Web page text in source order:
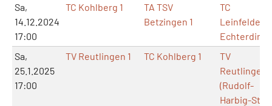
Sa,
14.12.2024
17:00
TC Kohlberg 1
TA TSV
Betzingen 1
TC
Leinfelden-
Sa,
25.1.2025
17:00
TV Reutlingen 1 TC Kohlberg 1
TV
Reutlingen
(Rudolf-
Harbig-Str.